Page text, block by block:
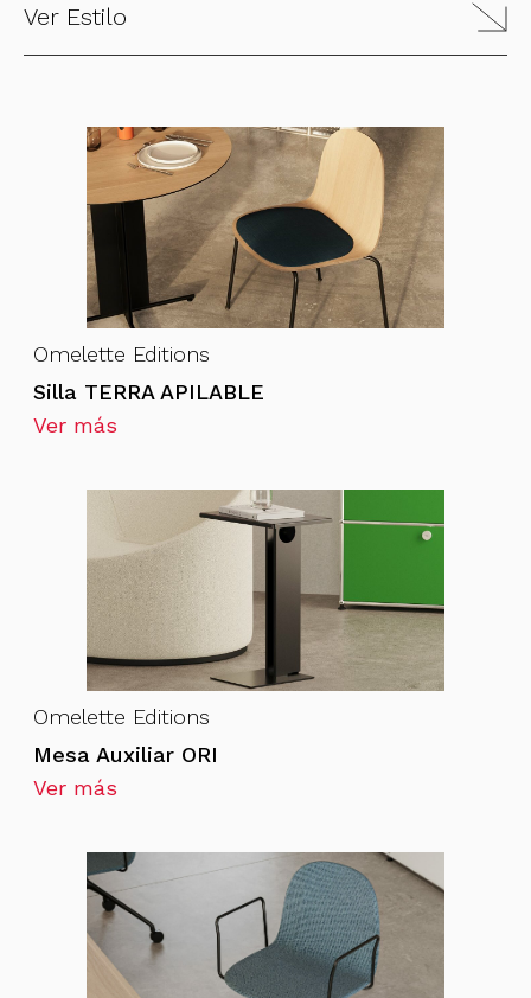
Ver Estilo
Omelette Editions
Silla TERRA APILABLE
Ver más
Omelette Editions
Mesa Auxiliar ORI
Ver más